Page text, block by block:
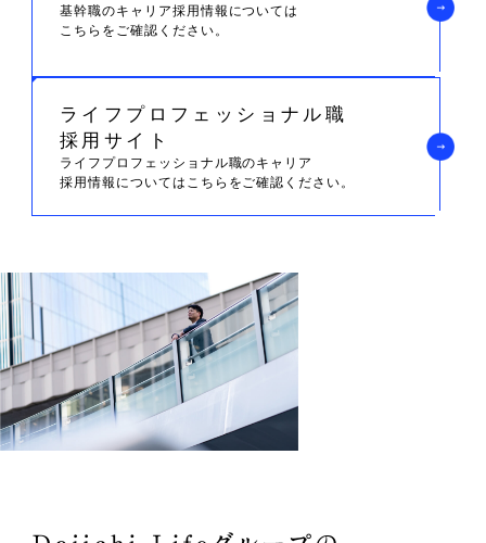
基幹職のキャリア採用情報については
こちらをご確認ください。
ライフプロフェッショナル職
採用サイト
ライフプロフェッショナル職のキャリア
採用情報についてはこちらをご確認ください。